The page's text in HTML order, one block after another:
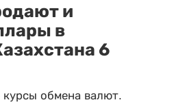
и
в
6
обмена валют.